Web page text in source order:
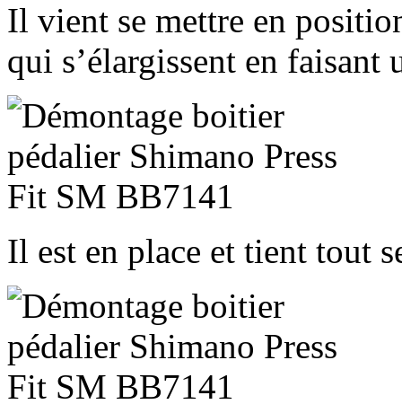
Il vient se mettre en
qui s’élargissent en faisant
Il est en place et tient tout